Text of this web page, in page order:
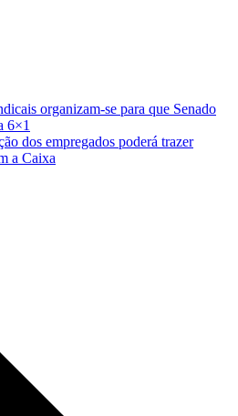
organizam-se para que Senado
6×1
dos empregados poderá trazer
a Caixa